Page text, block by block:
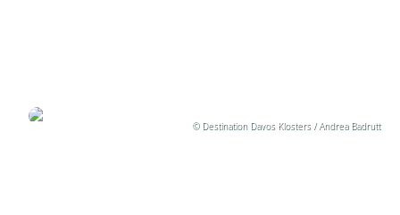
© Destination Davos Klosters / Andrea Badrutt